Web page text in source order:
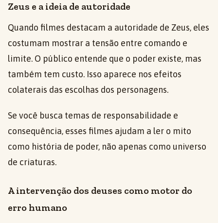
Zeus e a ideia de autoridade
Quando filmes destacam a autoridade de Zeus, eles
costumam mostrar a tensão entre comando e
limite. O público entende que o poder existe, mas
também tem custo. Isso aparece nos efeitos
colaterais das escolhas dos personagens.
Se você busca temas de responsabilidade e
consequência, esses filmes ajudam a ler o mito
como história de poder, não apenas como universo
de criaturas.
A intervenção dos deuses como motor do
erro humano